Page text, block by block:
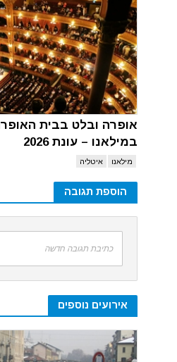
אופרה ובלט בבית
במילאנו – עונת 2026
מילאנו איטליה
הוספת תגובה
כתיבת תגובה חדשה
אירועים נוספים